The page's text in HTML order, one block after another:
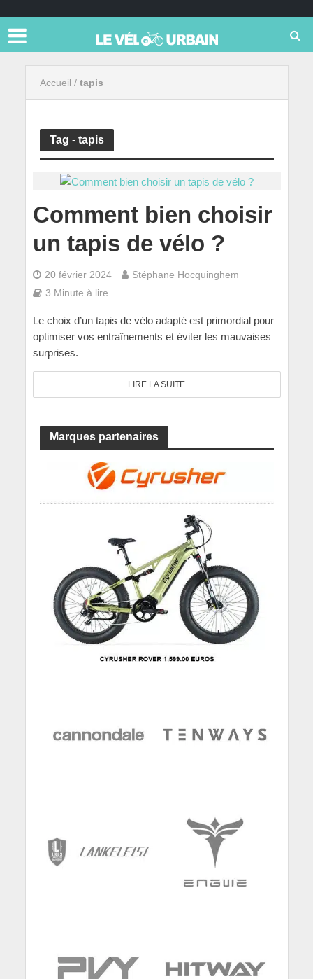
Accueil / tapis
Tag - tapis
Comment bien choisir
un tapis de vélo ?
20 février 2024
Stéphane Hocquinghem
3 Minute à lire
Le choix d’un tapis de vélo adapté est primordial pour
optimiser vos entraînements et éviter les mauvaises
surprises.
LIRE LA SUITE
Marques partenaires